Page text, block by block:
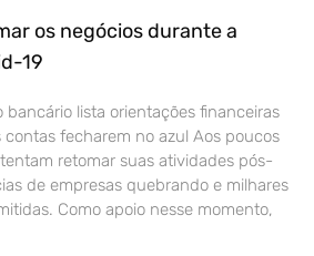
os negócios durante a
19
bancário lista orientações financeiras
contas fecharem no azul Aos poucos
retomar suas atividades pós-
de empresas quebrando e milhares
Como apoio nesse momento,